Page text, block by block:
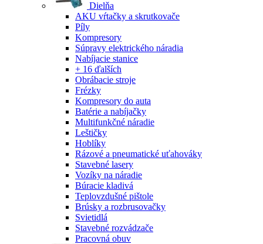
Dielňa
AKU vŕtačky a skrutkovače
Píly
Kompresory
Súpravy elektrického náradia
Nabíjacie stanice
+ 16 ďalších
Obrábacie stroje
Frézky
Kompresory do auta
Batérie a nabíjačky
Multifunkčné náradie
Leštičky
Hoblíky
Rázové a pneumatické uťahováky
Stavebné lasery
Vozíky na náradie
Búracie kladivá
Teplovzdušné pištole
Brúsky a rozbrusovačky
Svietidlá
Stavebné rozvádzače
Pracovná obuv